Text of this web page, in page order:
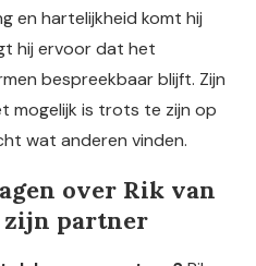
en hartelijkheid komt hij
hij ervoor dat het
bespreekbaar blijft. Zijn
mogelijk is trots te zijn op
wat anderen vinden.
over Rik van
zijn partner